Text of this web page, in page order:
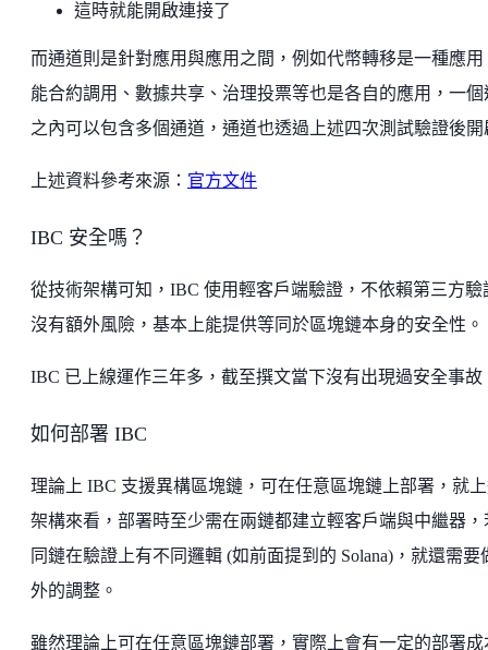
這時就能開啟連接了
而通道則是針對應用與應用之間，例如代幣轉移是一種應用
能合約調用、數據共享、治理投票等也是各自的應用，一個
之內可以包含多個通道，通道也透過上述四次測試驗證後開
上述資料參考來源： 官方文件
IBC 安全嗎？
從技術架構可知，IBC 使用輕客戶端驗證，不依賴第三方驗
沒有額外風險，基本上能提供等同於區塊鏈本身的安全性。
IBC 已上線運作三年多，截至撰文當下沒有出現過安全事故
如何部署 IBC
理論上 IBC 支援異構區塊鏈，可在任意區塊鏈上部署，就
架構來看，部署時至少需在兩鏈都建立輕客戶端與中繼器，
同鏈在驗證上有不同邏輯 (如前面提到的 Solana)，就還需要
外的調整。
雖然理論上可在任意區塊鏈部署，實際上會有一定的部署成